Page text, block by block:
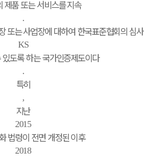
제품 또는 서비스를 지속
.
또는 사업장에 대하여 한국표준협회의 심
KS
도록 하는 국가인증제도이다
.
특히
,
지난
2015
법령이 전면 개정된 이후
2018